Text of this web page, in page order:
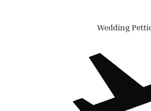
Wedding